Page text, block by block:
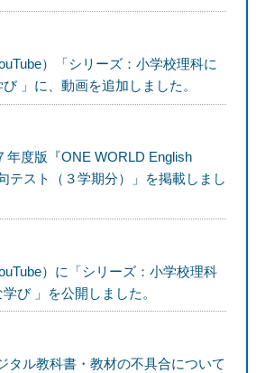
）「シリーズ：小学校理科に
」に、動画を追加しました。
年度版『ONE WORLD English
テスト（３学期分）」を掲載しまし
）に「シリーズ：小学校理科
び 」を公開しました。
タル教科書・教材の不具合について